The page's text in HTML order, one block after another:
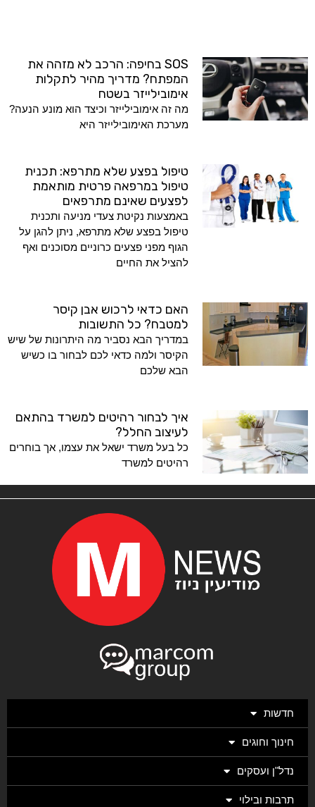
SOS בחיפה: הרכב לא מזהה את
המפתח? מדריך מהיר לתקלות
אימובילייזר בשטח
מה זה אימובילייזר וכיצד הוא מונע הנעה?
מערכת האימובילייזר היא
טיפול בפצע שלא מתרפא: תכנית
טיפול במרפאה פרטית מותאמת
לפצעים שאינם מתרפאים
באמצעות נקיטת צעדי מניעה ותכנית
טיפול בפצע שלא מתרפא, ניתן להגן על
הגוף מפני פצעים כרוניים מסוכנים ואף
להציל את החיים
האם כדאי לרכוש אבן קיסר
למטבח? כל התשובות
במדריך הבא נסביר מה היתרונות של שיש
הקיסר ולמה כדאי לכם לבחור בו כשיש
הבא שלכם
איך לבחור רהיטים למשרד בהתאם
לעיצוב החלל?
כל בעל משרד ישאל את עצמו, אך בוחרים
רהיטים למשרד
חדשות
חינוך וחוגים
נדל"ן ועסקים
תרבות ובילוי